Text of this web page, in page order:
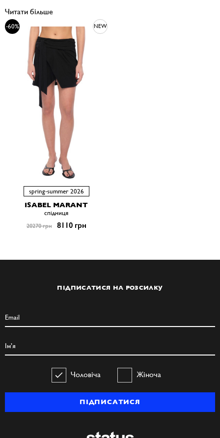
Читати більше
-60% NEW
spring-summer 2026
ISABEL MARANT
спiдниця
20270 грн 8110 грн
ПІДПИСАТИСЯ НА РОЗСИЛКУ
Чоловіча Жіноча
ПІДПИСАТИСЯ